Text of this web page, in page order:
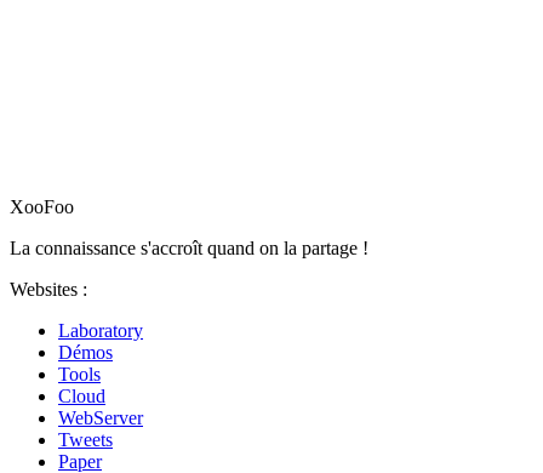
XooFoo
La connaissance s'accroît quand on la partage !
Websites :
Laboratory
Démos
Tools
Cloud
WebServer
Tweets
Paper